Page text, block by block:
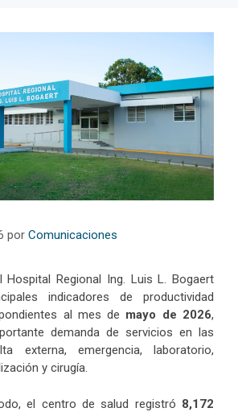
por Comunicaciones
Hospital Regional Ing. Luis L. Bogaert
indicadores de productividad
al mes de mayo de 2026,
demanda de servicios en las
externa, emergencia, laboratorio,
y cirugía.
el centro de salud registró 8,172